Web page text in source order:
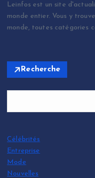
Leinfos est un site
monde entier. Vous y
monde, toutes catégories
Recherche
Célébrités
Entreprise
Mode
Nouvelles